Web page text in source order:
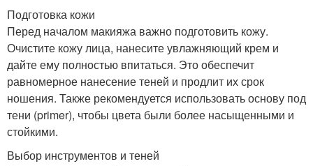
Подготовка кожи
Перед началом макияжа важно подготовить кожу.
Очистите кожу лица, нанесите увлажняющий крем и
дайте ему полностью впитаться. Это обеспечит
равномерное нанесение теней и продлит их срок
ношения. Также рекомендуется использовать основу под
тени (primer), чтобы цвета были более насыщенными и
стойкими.
Выбор инструментов и теней